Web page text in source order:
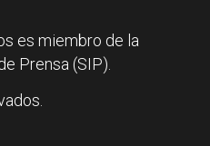
es miembro de la
Prensa (SIP).